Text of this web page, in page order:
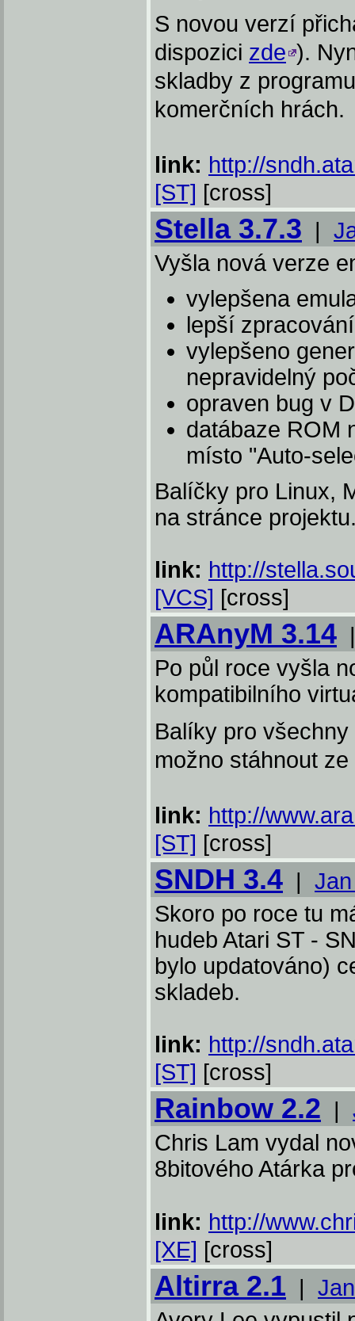
S novou verzí
dispozici zde ).
skladby z
komerčních hrách.
link: http://
[ST] [cross]
Stella 3.7.3 |
Vyšla nová verze
vylepšena
lepší
vylepšeno
nepravidelný
opraven bug v
datábaze ROM
místo "Auto-
Balíčky pro Linux,
na stránce
link: http://
[VCS] [cross]
ARAnyM 3.14
Po půl roce vyšla
kompatibilního
Balíky pro
možno stáhnout
link: http://
[ST] [cross]
SNDH 3.4 |
Skoro po roce tu
hudeb Atari ST -
bylo updatováno)
skladeb.
link: http://
[ST] [cross]
Rainbow 2.2 |
Chris Lam vydal
8bitového Atárka
link: http://
[XE] [cross]
Altirra 2.1 |